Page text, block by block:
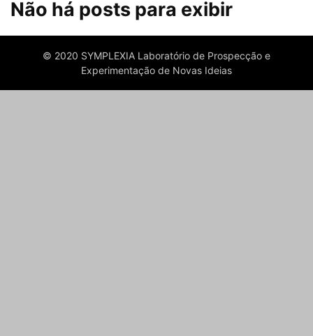
Não há posts para exibir
© 2020 SYMPLEXIA Laboratório de Prospecção e
Experimentação de Novas Ideias